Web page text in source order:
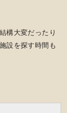
構大変だったり
設を探す時間も